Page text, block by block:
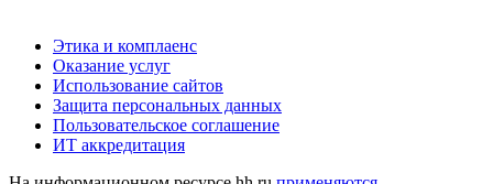
Этика и комплаенс
Оказание услуг
Использование сайтов
Защита персональных данных
Пользовательское соглашение
ИТ аккредитация